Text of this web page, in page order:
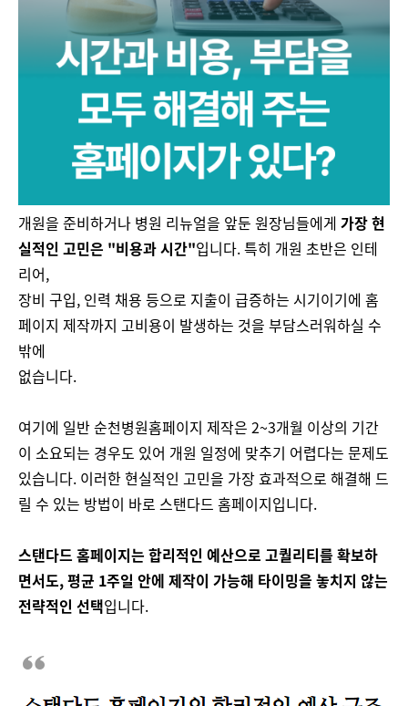
개원을 준비하거나 병원 리뉴얼을 앞둔 원장님들에게 가장 현
실적인 고민은 "비용과 시간"입니다. 특히 개원 초반은 인테
리어,
장비 구입, 인력 채용 등으로 지출이 급증하는 시기이기에 홈
페이지 제작까지 고비용이 발생하는 것을 부담스러워하실 수
밖에
없습니다.
여기에 일반 순천병원홈페이지 제작은 2~3개월 이상의 기간
이 소요되는 경우도 있어 개원 일정에 맞추기 어렵다는 문제도
있습니다. 이러한 현실적인 고민을 가장 효과적으로 해결해 드
릴 수 있는 방법이 바로 스탠다드 홈페이지입니다​​.
스탠다드 홈페이지는 합리적인 예산으로 고퀄리티를 확보하
면서도, 평균 1주일 안에 제작이 가능해 타이밍을 놓치지 않는
전략적인 선택입니다.